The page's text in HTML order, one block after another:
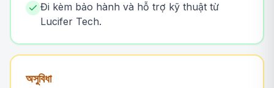
Đi kèm bảo hành và hỗ trợ kỹ thuật từ
Lucifer Tech.
অসুবিধা